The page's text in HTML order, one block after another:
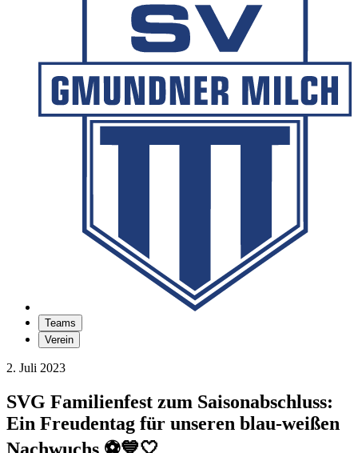
Teams
Verein
2. Juli 2023
SVG Familienfest zum Saisonabschluss:
Ein Freudentag für unseren blau-weißen